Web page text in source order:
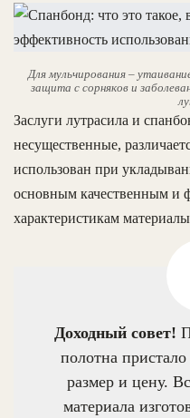
Для мульчирования –
защита с сорняков и
Заслуги лутрасила и
несущественные,
использован при
основным качественным и
характеристикам
Доходный совет!
полотна
размер и цену.
материала